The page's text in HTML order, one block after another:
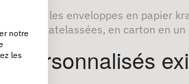
sur les enveloppes en papier
matelassées, en carton en
personnalisés
notre
les